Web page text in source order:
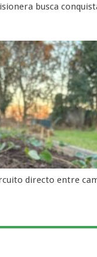
busca
directo entre